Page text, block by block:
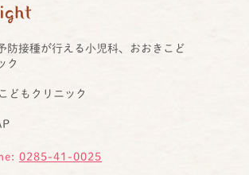
防接種が行える小児科、おおきこど
ク
どもクリニック
0285-41-0025